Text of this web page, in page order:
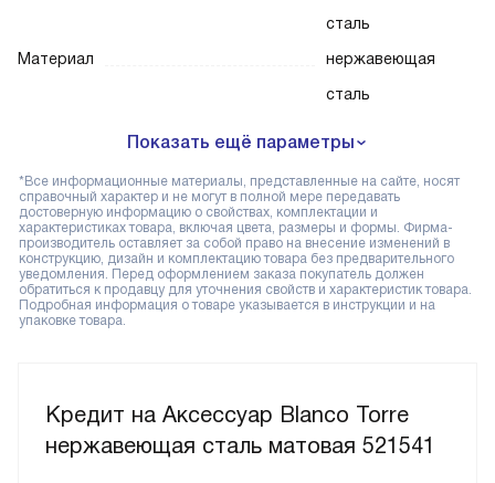
Кредит на Аксессуар Blanco Torre
нержавеющая сталь матовая 521541
сталь
Материал
нержавеющая
сталь
Показать ещё параметры
*Все информационные материалы, представленные на сайте, носят
справочный характер и не могут в полной мере передавать
достоверную информацию о свойствах, комплектации и
характеристиках товара, включая цвета, размеры и формы. Фирма-
производитель оставляет за собой право на внесение изменений в
конструкцию, дизайн и комплектацию товара без предварительного
уведомления. Перед оформлением заказа покупатель должен
обратиться к продавцу для уточнения свойств и характеристик товара.
Подробная информация о товаре указывается в инструкции и на
упаковке товара.